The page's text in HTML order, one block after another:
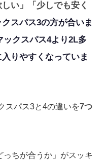
しい」「少しでも安く
スパス3の方が合いま
クスパス4より2L多
りやすくなっていま
スパス3と4の違いを7つ
ちが合うか」がスッキ